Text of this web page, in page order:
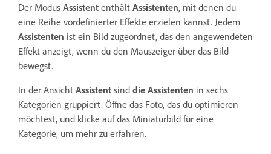
Der Modus Assistent enthält Assistenten, mit denen du
eine Reihe vordefinierter Effekte erzielen kannst. Jedem
Assistenten ist ein Bild zugeordnet, das den angewendeten
Effekt anzeigt, wenn du den Mauszeiger über das Bild
bewegst.
In der Ansicht Assistent sind die Assistenten in sechs
Kategorien gruppiert. Öffne das Foto, das du optimieren
möchtest, und klicke auf das Miniaturbild für eine
Kategorie, um mehr zu erfahren.